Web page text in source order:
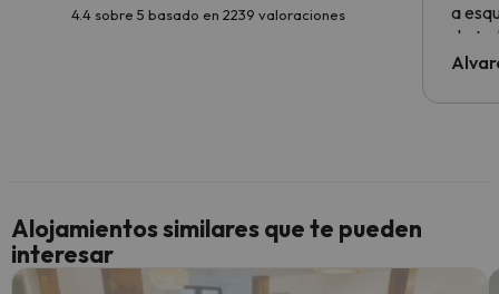
4.4 sobre 5 basado en 2239 valoraciones
a
de
al
culpa
Alojamientos similares que te pueden
interesar